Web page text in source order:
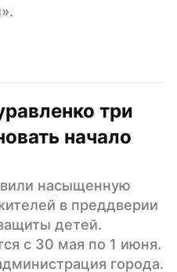
три
начало
насыщенную
в преддверии
детей.
с 30 мая по 1 июня.
города.